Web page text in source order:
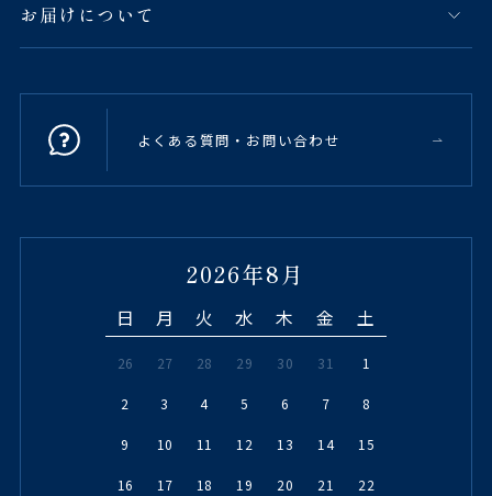
お届けについて
よくある質問・お問い合わせ
2026年8月
日 月 火 水 木 金 土
26 27 28 29 30 31 1
2 3 4 5 6 7 8
9 10 11 12 13 14 15
16 17 18 19 20 21 22